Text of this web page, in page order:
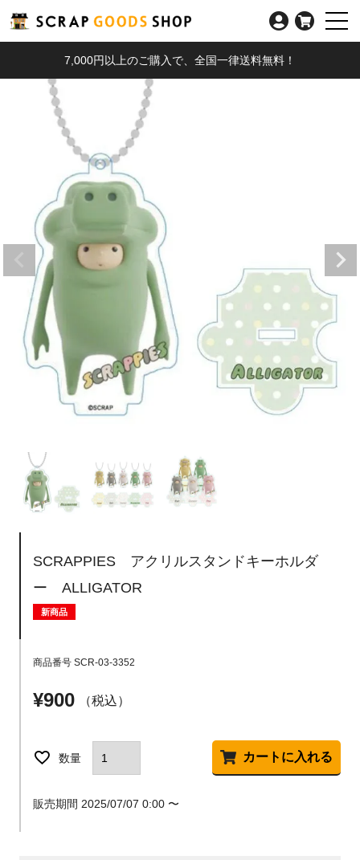
7,000円以上のご購入で、全国一律送料無料！
SCRAPPIES アクリルスタンドキーホルダ
ー ALLIGATOR
新商品
商品番号 SCR-03-3352
¥900 税込
カートに入れる
販売期間 2025/07/07 0:00 〜